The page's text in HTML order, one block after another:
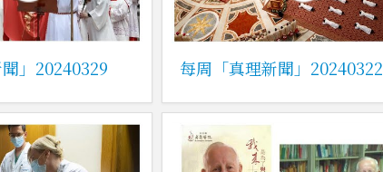
」20240329 每周「真理新聞」20240322